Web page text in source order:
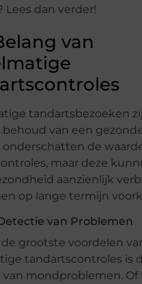
Lees dan verder!
van
tandartsbezoeken
van een
de
maar deze
aanzienlijk
op lange termijn
van Problemen
de grootste voordelen
tandartscontroles is
mondproblemen. Of